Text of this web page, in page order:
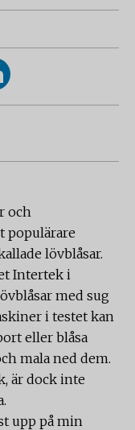
och
populärare
lövblåsar.
Intertek i
med sug
i testet kan
eller blåsa
mala ned dem.
är dock inte
upp på min